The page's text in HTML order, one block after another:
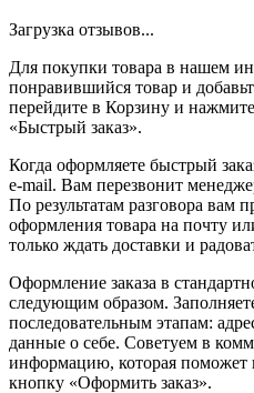
Загрузка отзывов...
Для покупки товара в нашем
понравившийся товар и
перейдите в Корзину и
«Быстрый заказ».
Когда оформляете быстрый
e-mail. Вам перезвонит
По результатам разговора вам
оформления товара на почту
только ждать доставки и
Оформление заказа в
следующим образом.
последовательным этапам:
данные о себе. Советуем в
информацию, которая поможет
кнопку «Оформить заказ».